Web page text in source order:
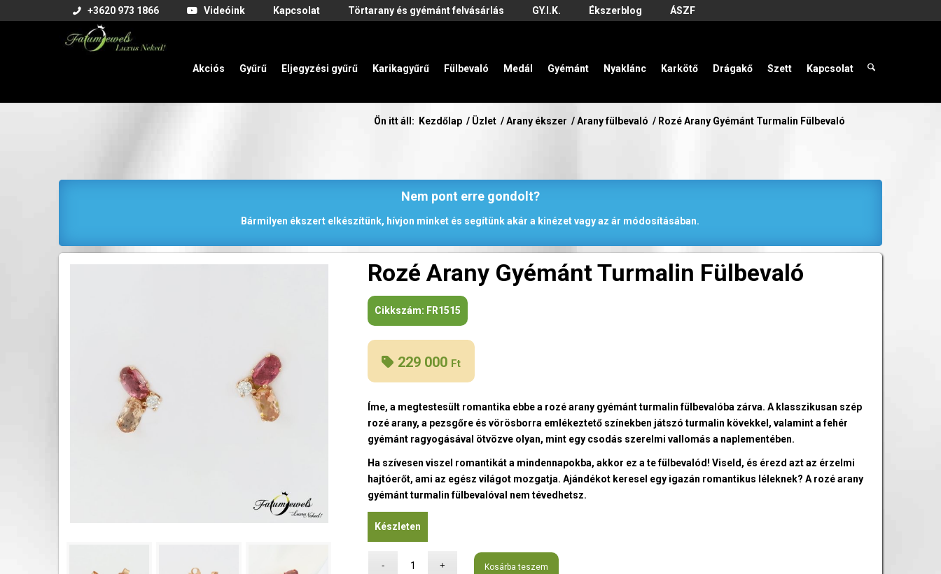
+3620 973 1866 Videóink Kapcsolat Törtarany és gyémánt felvásárlás GY.I.K. Ékszerblog ÁSZF
Akciós Gyűrű Eljegyzési gyűrű Karikagyűrű Fülbevaló Medál Gyémánt Nyaklánc Karkötő Drágakő Szett Kapcsolat
Ön itt áll: Kezdőlap / Üzlet / Arany ékszer / Arany fülbevaló / Rozé Arany Gyémánt Turmalin Fülbevaló
Nem pont erre gondolt?
Bármilyen ékszert elkészítünk, hívjon minket és segítünk akár a kinézet vagy az ár módosításában.
Rozé Arany Gyémánt Turmalin Fülbevaló
Cikkszám: FR1515
229 000 Ft
Íme, a megtestesült romantika ebbe a rozé arany gyémánt turmalin fülbevalóba zárva. A klasszikusan szép
rozé arany, a pezsgőre és vörösborra emlékeztető színekben játszó turmalin kövekkel, valamint a fehér
gyémánt ragyogásával ötvözve olyan, mint egy csodás szerelmi vallomás a naplementében.
Ha szívesen viszel romantikát a mindennapokba, akkor ez a te fülbevalód! Viseld, és érezd azt az érzelmi
hajtóerőt, ami az egész világot mozgatja. Ajándékot keresel egy igazán romantikus léleknek? A rozé arany
gyémánt turmalin fülbevalóval nem tévedhetsz.
Készleten
Kosárba teszem